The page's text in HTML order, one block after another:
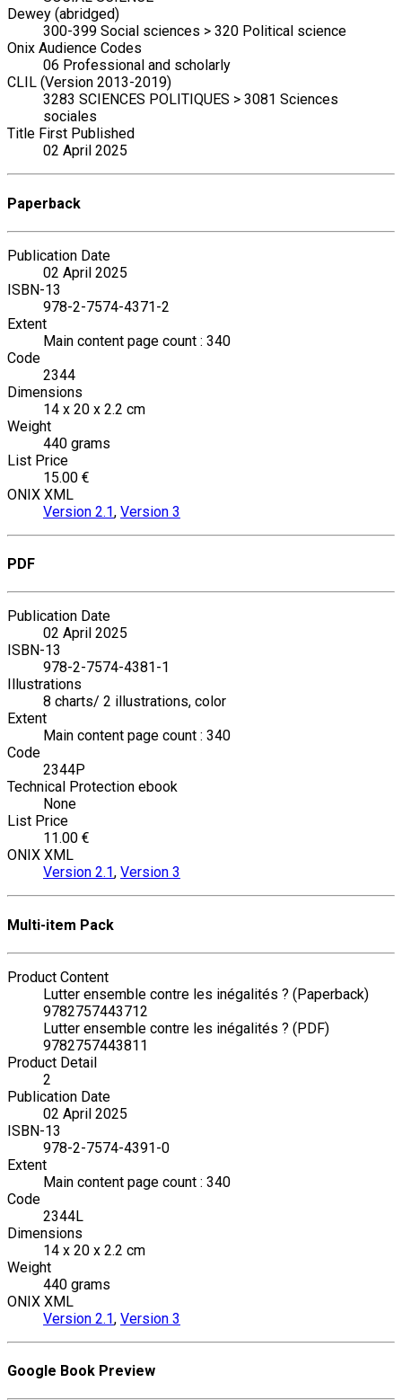
Dewey (abridged)
300-399 Social sciences > 320 Political science
Onix Audience Codes
06 Professional and scholarly
CLIL (Version 2013-2019)
3283 SCIENCES POLITIQUES > 3081 Sciences
sociales
Title First Published
02 April 2025
Paperback
Publication Date
02 April 2025
ISBN-13
978-2-7574-4371-2
Extent
Main content page count : 340
Code
2344
Dimensions
14 x 20 x 2.2 cm
Weight
440 grams
List Price
15.00 €
ONIX XML
Version 2.1, Version 3
PDF
Publication Date
02 April 2025
ISBN-13
978-2-7574-4381-1
Illustrations
8 charts/ 2 illustrations, color
Extent
Main content page count : 340
Code
2344P
Technical Protection ebook
None
List Price
11.00 €
ONIX XML
Version 2.1, Version 3
Multi-item Pack
Product Content
Lutter ensemble contre les inégalités ? (Paperback)
9782757443712
Lutter ensemble contre les inégalités ? (PDF)
9782757443811
Product Detail
2
Publication Date
02 April 2025
ISBN-13
978-2-7574-4391-0
Extent
Main content page count : 340
Code
2344L
Dimensions
14 x 20 x 2.2 cm
Weight
440 grams
ONIX XML
Version 2.1, Version 3
Google Book Preview